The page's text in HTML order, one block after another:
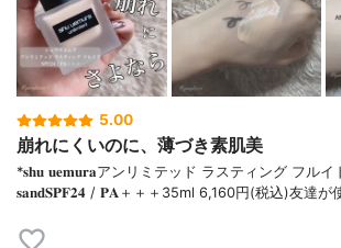
5.00
崩れにくいのに、薄づき素肌美
*𝐬𝐡𝐮 𝐮𝐞𝐦𝐮𝐫𝐚アンリミテッド ラスティング フルイ
𝐬𝐚𝐧𝐝𝐒𝐏𝐅𝟐𝟒 / 𝐏𝐀＋＋＋⁡35ml 6,160円(税込)⁡友達が